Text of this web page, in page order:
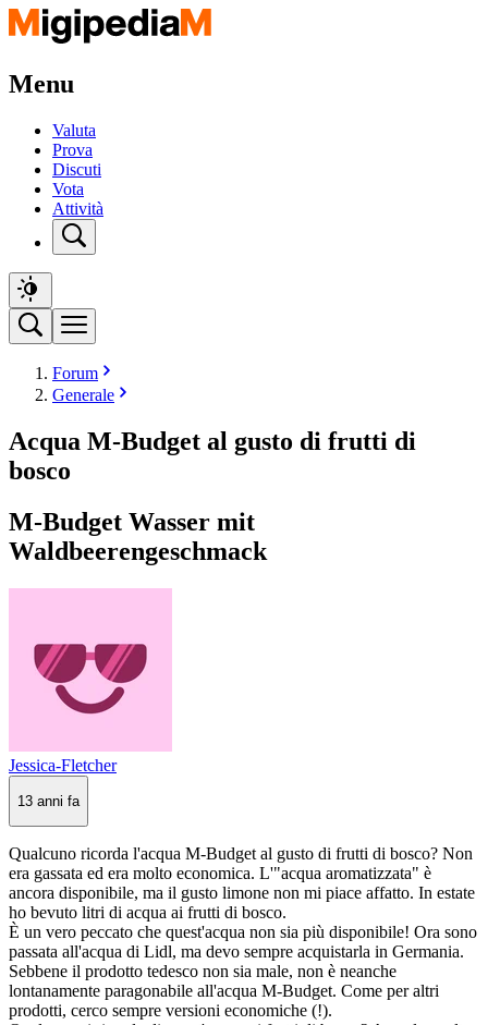
Menu
Valuta
Prova
Discuti
Vota
Attività
Forum
Generale
Acqua M-Budget al gusto di frutti di
bosco
M-Budget Wasser mit
Waldbeerengeschmack
Jessica-Fletcher
13 anni fa
Qualcuno ricorda l'acqua M-Budget al gusto di frutti di bosco? Non
era gassata ed era molto economica. L'"acqua aromatizzata" è
ancora disponibile, ma il gusto limone non mi piace affatto. In estate
ho bevuto litri di acqua ai frutti di bosco.
È un vero peccato che quest'acqua non sia più disponibile! Ora sono
passata all'acqua di Lidl, ma devo sempre acquistarla in Germania.
Sebbene il prodotto tedesco non sia male, non è neanche
lontanamente paragonabile all'acqua M-Budget. Come per altri
prodotti, cerco sempre versioni economiche (!).